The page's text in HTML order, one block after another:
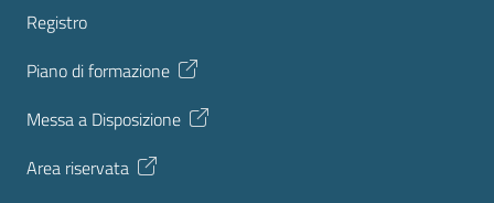
Registro
Piano di formazione
Messa a Disposizione
Area riservata